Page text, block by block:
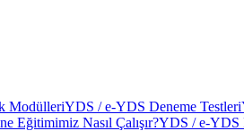
ModülleriYDS / e-YDS Deneme Testleri
Eğitimimiz Nasıl Çalışır?YDS / e-YDS